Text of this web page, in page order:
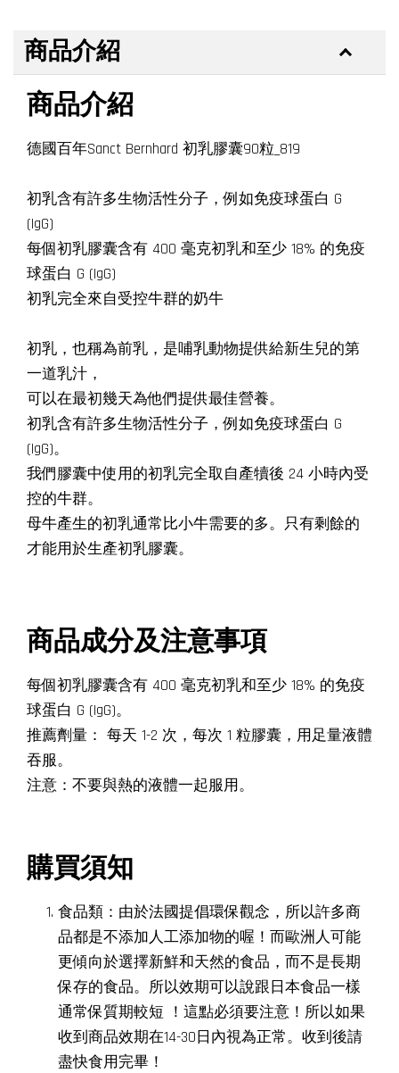
商品介紹
商品介紹
德國百年Sanct Bernhard 初乳膠囊90粒_819
初乳含有許多生物活性分子，例如免疫球蛋白 G
(IgG)
每個初乳膠囊含有 400 毫克初乳和至少 18% 的免疫
球蛋白 G (IgG)
初乳完全來自受控牛群的奶牛
初乳，也稱為前乳，是哺乳動物提供給新生兒的第
一道乳汁，
可以在最初幾天為他們提供最佳營養。
初乳含有許多生物活性分子，例如免疫球蛋白 G
(IgG)。
我們膠囊中使用的初乳完全取自產犢後 24 小時內受
控的牛群。
母牛產生的初乳通常比小牛需要的多。只有剩餘的
才能用於生產初乳膠囊。
商品成分及注意事項
每個初乳膠囊含有 400 毫克初乳和至少 18% 的免疫
球蛋白 G (IgG)。
推薦劑量： 每天 1-2 次，每次 1 粒膠囊，用足量液體
吞服。
注意：不要與熱的液體一起服用。
購買須知
食品類：由於法國提倡環保觀念，所以許多商
品都是不添加人工添加物的喔！而歐洲人可能
更傾向於選擇新鮮和天然的食品，而不是長期
保存的食品。所以效期可以說跟日本食品一樣
通常保質期較短 ！這點必須要注意！所以如果
收到商品效期在14-30日內視為正常。收到後請
盡快食用完畢！